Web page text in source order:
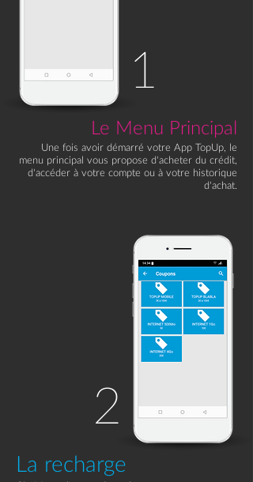
1
Le Menu Principal
Une fois avoir démarré votre App TopUp, le
menu principal vous propose d'acheter du crédit,
d'accéder à votre compte ou à votre historique
d'achat.
2
La recharge